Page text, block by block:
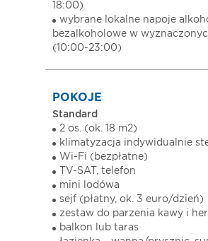
18:00)
wybrane lokalne napoje
bezalkoholowe w
(10:00-23:00)
POKOJE
Standard
2 os. (ok. 18 m2)
klimatyzacja indywidualnie
Wi-Fi (bezpłatne)
TV-SAT, telefon
mini lodówa
sejf (płatny, ok. 3 euro/dzień)
zestaw do parzenia kawy i
balkon lub taras